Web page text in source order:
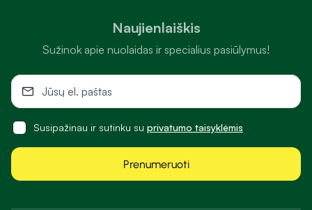
Naujienlaiškis
Sužinok apie nuolaidas ir specialius pasiūlymus!
Susipažinau ir sutinku su privatumo taisyklėmis
Prenumeruoti